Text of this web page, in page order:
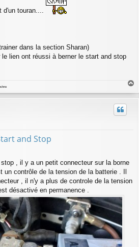
d'un touran....
dans la section Sharan)
lien ont réussi à berner le start and stop
a
u
and Stop
, il y a un petit connecteur sur la borne
contrôle de la tension de la batterie . Il
, il n'y a plus de controle de la tension
désactivé en permanence .